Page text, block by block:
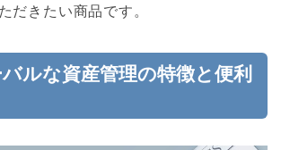
だきたい商品です。
ルな資産管理の特徴と便利